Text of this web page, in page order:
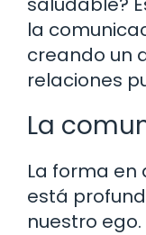
la
creando un
relaciones
La
La forma en
está
nuestro ego.